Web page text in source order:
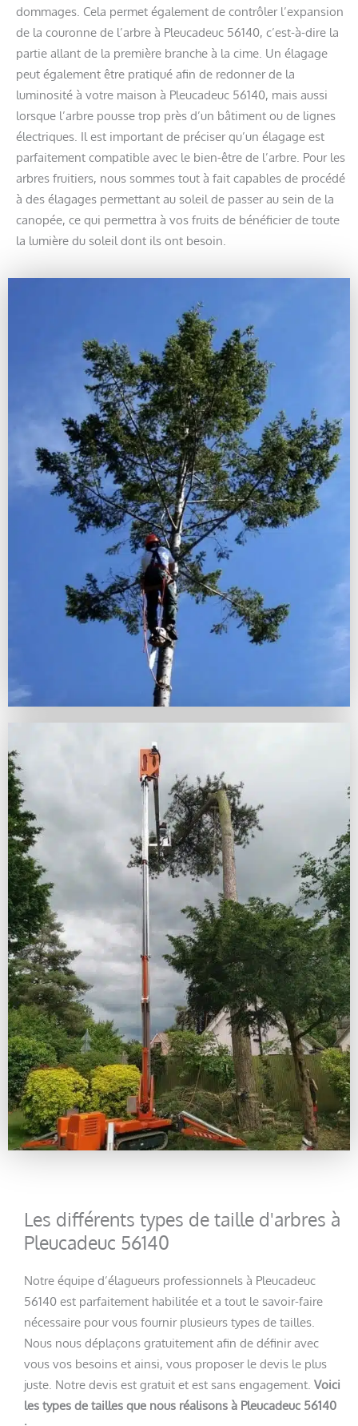
dommages. Cela permet également de contrôler l’expansion
de la couronne de l’arbre à Pleucadeuc 56140, c’est-à-dire la
partie allant de la première branche à la cime. Un élagage
peut également être pratiqué afin de redonner de la
luminosité à votre maison à Pleucadeuc 56140, mais aussi
lorsque l’arbre pousse trop près d’un bâtiment ou de lignes
électriques. Il est important de préciser qu’un élagage est
parfaitement compatible avec le bien-être de l’arbre. Pour les
arbres fruitiers, nous sommes tout à fait capables de procédé
à des élagages permettant au soleil de passer au sein de la
canopée, ce qui permettra à vos fruits de bénéficier de toute
la lumière du soleil dont ils ont besoin.
Les différents types de taille d'arbres à
Pleucadeuc 56140
Notre équipe d’élagueurs professionnels à Pleucadeuc
56140 est parfaitement habilitée et a tout le savoir-faire
nécessaire pour vous fournir plusieurs types de tailles.
Nous nous déplaçons gratuitement afin de définir avec
vous vos besoins et ainsi, vous proposer le devis le plus
juste. Notre devis est gratuit et est sans engagement. Voici
les types de tailles que nous réalisons à Pleucadeuc 56140